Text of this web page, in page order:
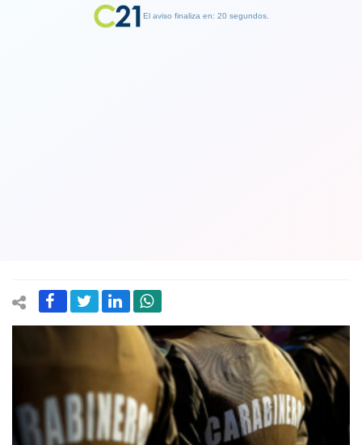
El aviso finaliza en: 19 segundos.